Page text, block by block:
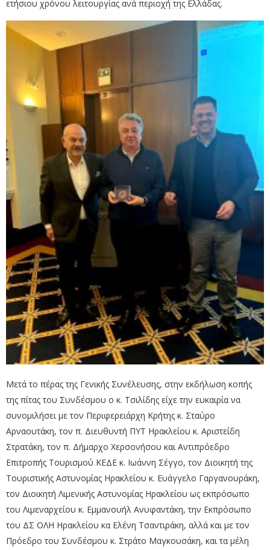
ετήσιου χρόνου λειτουργίας ανά περιοχή της Ελλάδας.
Μετά το πέρας της Γενικής Συνέλευσης, στην εκδήλωση κοπής
της πίτας του Συνδέσμου ο κ. Τσιλίδης είχε την ευκαιρία να
συνομιλήσει με τον Περιφερειάρχη Κρήτης κ. Σταύρο
Αρναουτάκη, τον π. Διευθυντή ΠΥΤ Ηρακλείου κ. Αριστείδη
Στρατάκη, τον π. Δήμαρχο Χερσονήσου και Αντιπρόεδρο
Επιτροπής Τουρισμού ΚΕΔΕ κ. Ιωάννη Σέγγο, τον Διοικητή της
Τουριστικής Αστυνομίας Ηρακλείου κ. Ευάγγελο Γαργανουράκη,
τον Διοικητή Λιμενικής Αστυνομίας Ηρακλείου ως εκπρόσωπο
του Λιμεναρχείου κ. Εμμανουήλ Ανυφαντάκη, την Εκπρόσωπο
του ΔΣ ΟΛΗ Ηρακλείου κα Ελένη Τσαντιράκη, αλλά και με τον
Πρόεδρο του Συνδέσμου κ. Στράτο Μαγκουσάκη, και τα μέλη